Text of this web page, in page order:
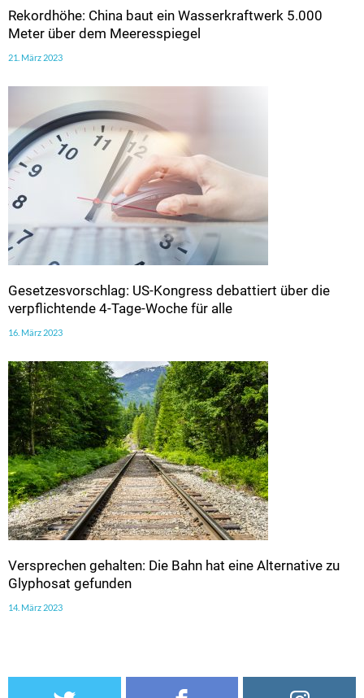
Rekordhöhe: China baut ein Wasserkraftwerk 5.000
Meter über dem Meeresspiegel
21. März 2023
Gesetzesvorschlag: US-Kongress debattiert über die
verpflichtende 4-Tage-Woche für alle
16. März 2023
Versprechen gehalten: Die Bahn hat eine Alternative zu
Glyphosat gefunden
14. März 2023